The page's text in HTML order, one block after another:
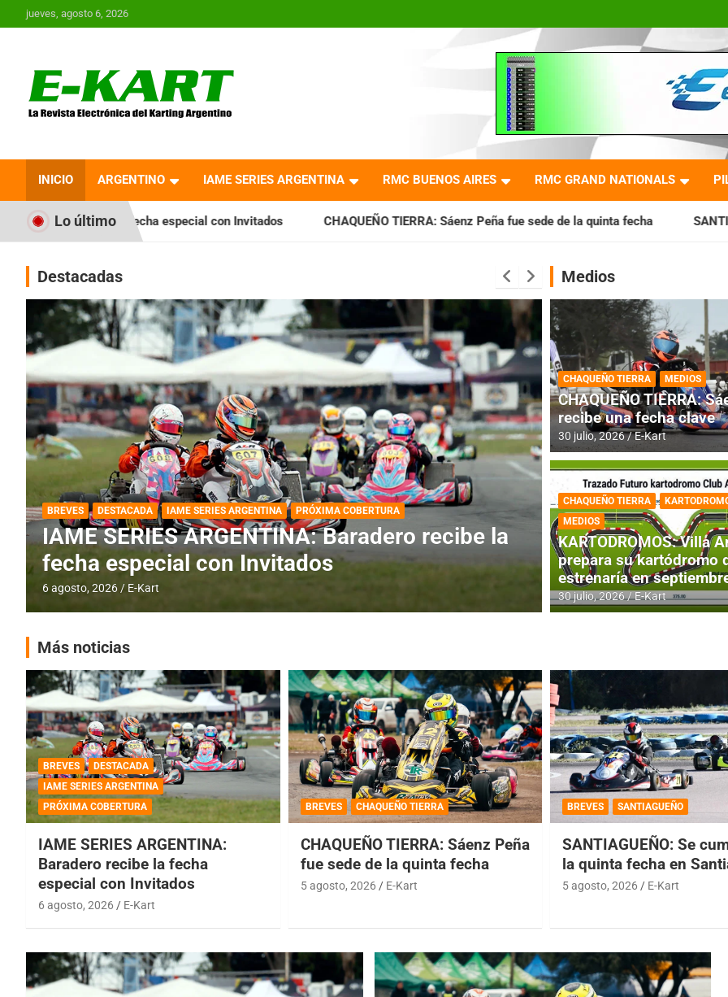
Saltar
al
jueves, agosto 6, 2026
Revista Electrónica del
Karting en Argentina
INICIO ARGENTINO IAME SERIES ARGENTINA RMC BUENOS AIRES RMC GRAND NATIONALS
Lo último
especial con Invitados CHAQUEÑO TIERRA: Sáenz Peña fue sede de la quinta fecha SANTIAGUEÑO: Se cumplió
Destacadas
DESTACADA IAME SERIES ARGENTINA
IAME SERIES ARGENTINA: Horarios para la
fecha con Invitados
4 agosto, 2026 E-Kart
DESTACADA INFORME CENTRAL
RMC BUENOS
histórica en
4 agosto, 2026 E-Kart
Medios
CHAQUEÑO TIERRA MEDIOS
CHAQUEÑO TIERRA:
recibe una fecha clave
30 julio, 2026 E-Kart
CHAQUEÑO TIERRA
MEDIOS
KARTODROMOS: Villa
prepara su kartódromo
estrenaría en
30 julio, 2026 E-Kart
Más noticias
BREVES
DESTACADA
IAME SERIES ARGENTINA
PRÓXIMA COBERTURA
IAME SERIES ARGENTINA:
Baradero recibe la fecha
especial con Invitados
6 agosto, 2026 E-Kart
BREVES CHAQUEÑO TIERRA
CHAQUEÑO TIERRA: Sáenz Peña
fue sede de la quinta fecha
5 agosto, 2026 E-Kart
BREVES SANTIAGUEÑO
SANTIAGUEÑO: Se
la quinta fecha en
5 agosto, 2026 E-Kart